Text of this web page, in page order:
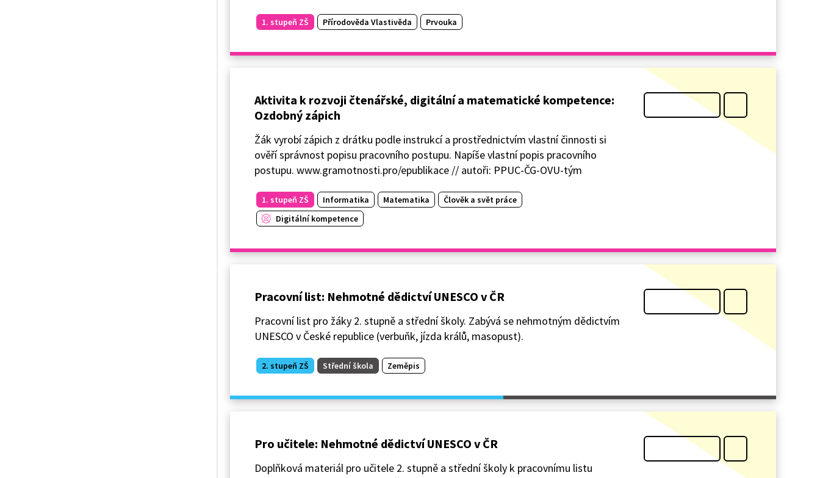
1. stupeň ZŠ Přírodověda Vlastivěda Prvouka
Aktivita k rozvoji čtenářské, digitální a matematické kompetence:
Ozdobný zápich
Žák vyrobí zápich z drátku podle instrukcí a prostřednictvím vlastní činnosti si
ověří správnost popisu pracovního postupu. Napíše vlastní popis pracovního
postupu. www.gramotnosti.pro/epublikace // autoři: PPUC-ČG-OVU-tým
1. stupeň ZŠ Informatika Matematika
Člověk a svět práce
Digitální kompetence
Pracovní list: Nehmotné dědictví UNESCO v ČR
Pracovní list pro žáky 2. stupně a střední školy. Zabývá se nehmotným dědictvím
UNESCO v České republice (verbuňk, jízda králů, masopust).
2. stupeň ZŠ Střední škola Zeměpis
Pro učitele: Nehmotné dědictví UNESCO v ČR
Doplňková materiál pro učitele 2. stupně a střední školy k pracovnímu listu